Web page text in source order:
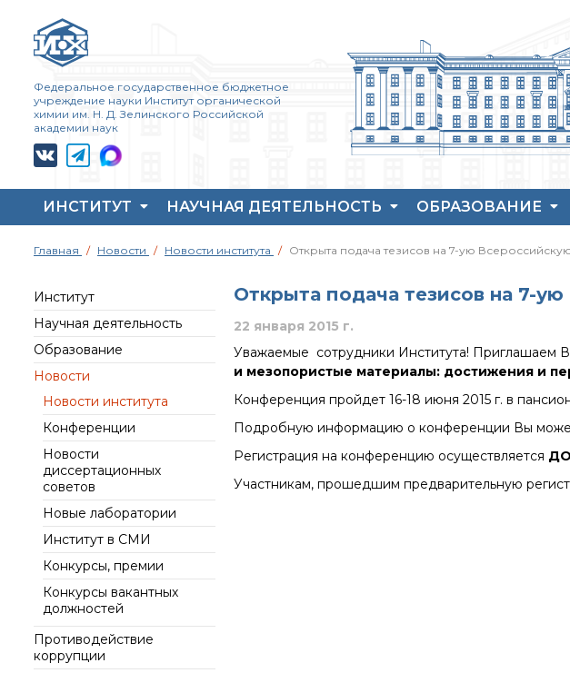
Федеральное государственное бюджетное
учреждение науки Институт органической
химии им. Н. Д. Зелинского Российской
академии наук
ИНСТИТУТ
моменты научной
История ИОХ РАН
Администрация
института
Научные школы
Подразделения
института
Ученый совет ИОХ РАН
Диссертационные
советы
ИОХ РАН
пользования Института
органической химии
РАН (ЦКП ИОХ РАН)
Библиотека
Инфоресурсы
Профком
Документы
Контакты
НАУЧНАЯ ДЕЯТЕЛЬНОСТЬ
направления
Важнейшие
достижения института
Научный Совет РАН
по органической
Искусственный
интеллект (ИИ) в химии
Аддитивные
технологии
Электронная
микроскопия
Награды сотрудников
Конференции
ОБРАЗОВАНИЕ
Набор студентов
Главная Новости Новости института Открыта подача тезисов на 7-ую
Институт
Научная деятельность
Образование
Новости
Новости института
Конференции
Новости
диссертационных
советов
Новые лаборатории
Институт в СМИ
Конкурсы, премии
Конкурсы вакантных
должностей
Противодействие
коррупции
Открыта подача тезисов на 7-
22 января 2015 г.
Уважаемые сотрудники Института! Приглашаем
и мезопористые материалы: достижения и
Конференция пройдет 16-18 июня 2015 г. в
Подробную информацию о конференции Вы
Регистрация на конференцию осуществляется ДО
Участникам, прошедшим предварительную